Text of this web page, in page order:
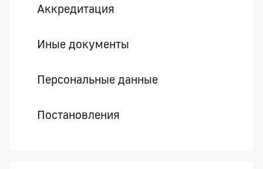
Аккредитация
Иные документы
Персональные данные
Постановления